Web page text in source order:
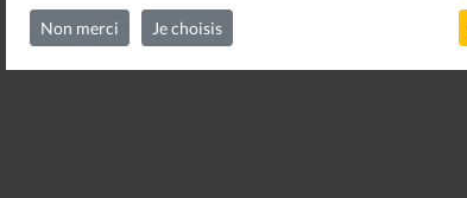
Non merci Je choisis